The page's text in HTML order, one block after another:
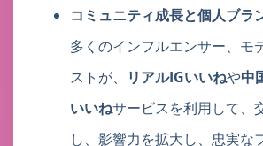
コミュニティ成長と個人ブラ
多くのインフルエンサー、モ
ストが、
リアルIGいいねや中
いいねサービスを利用して、
し、影響力を拡大し、忠実な